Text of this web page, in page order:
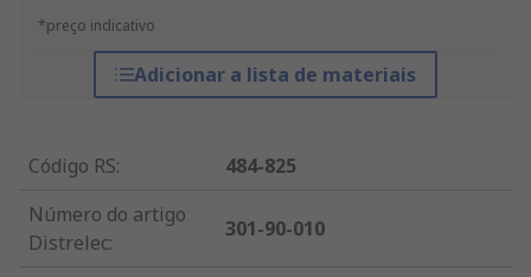
*preço indicativo
Adicionar a lista de materiais
Código RS:
484-825
Número do artigo
Distrelec:
301-90-010